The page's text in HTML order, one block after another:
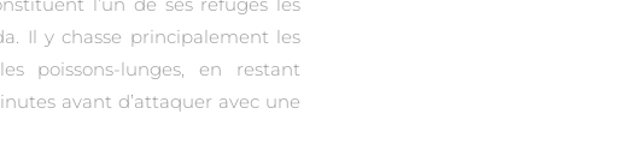
Il y chasse principalement les
poissons-lunges, en restant
avant d’attaquer avec une